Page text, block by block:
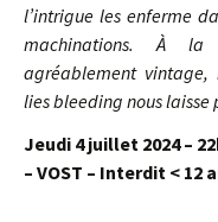
l’intrigue les enferme
machinations. À la
agréablement vintage,
lies bleeding nous
Jeudi 4 juillet 2024 –
– VOST – Interdit < 12